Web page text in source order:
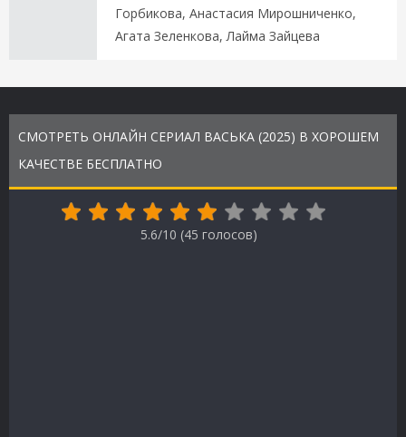
Горбикова, Анастасия Мирошниченко,
Агата Зеленкова, Лайма Зайцева
СМОТРЕТЬ ОНЛАЙН СЕРИАЛ ВАСЬКА (2025) В ХОРОШЕМ
КАЧЕСТВЕ БЕСПЛАТНО
5.6/10 (45 голосов)